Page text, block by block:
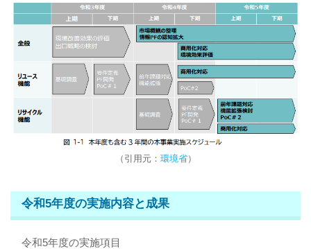
（引用元： 環境省）
令和5年度の実施内容と成果
令和5年度の実施項目